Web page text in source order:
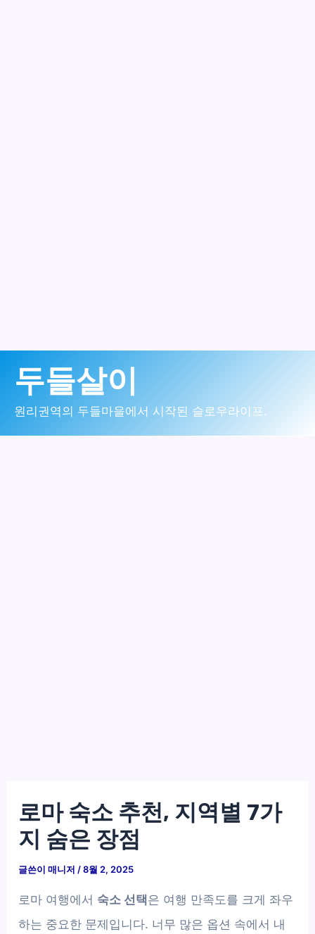
로
두들살이
원리권역의 두들마을에서 시작된 슬로우라이프.
로마 숙소 추천, 지역별 7가
지 숨은 장점
글쓴이매니저 /8월 2, 2025
로마 여행에서 숙소 선택은 여행 만족도를 크게 좌우
하는 중요한 문제입니다. 너무 많은 옵션 속에서 내